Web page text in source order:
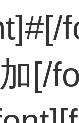
[/